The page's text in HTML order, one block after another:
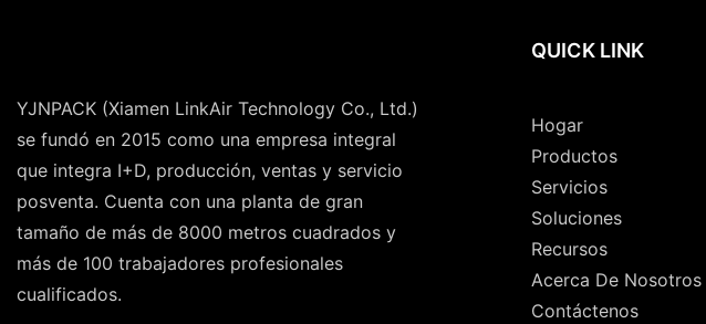
YJNPACK (Xiamen LinkAir Technology Co., Ltd.)
se fundó en 2015 como una empresa integral
que integra I+D, producción, ventas y servicio
posventa. Cuenta con una planta de gran
tamaño de más de 8000 metros cuadrados y
más de 100 trabajadores profesionales
cualificados.
QUICK LINK
Hogar
Productos
Servicios
Soluciones
Recursos
Acerca De Nosotros
Contáctenos